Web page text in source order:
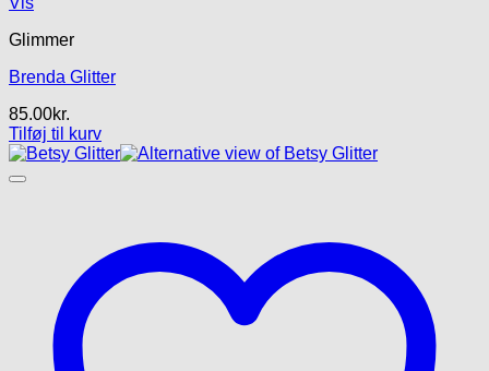
Glimmer
Brenda Glitter
85.00kr.
Tilføj til kurv